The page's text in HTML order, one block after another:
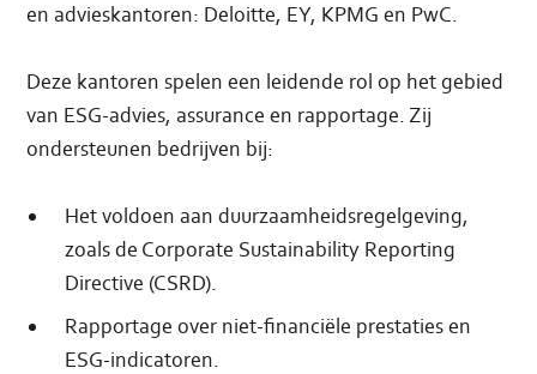
en advieskantoren: Deloitte, EY, KPMG en PwC.
Deze kantoren spelen een leidende rol op het gebied
van ESG-advies, assurance en rapportage. Zij
ondersteunen bedrijven bij:
Het voldoen aan duurzaamheidsregelgeving,
zoals de Corporate Sustainability Reporting
Directive (CSRD).
Rapportage over niet-financiële prestaties en
ESG-indicatoren.